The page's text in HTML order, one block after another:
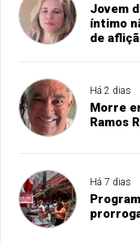
Jovem
íntimo
de
Há 2 dias
Morre
Ramos
Há 7 dias